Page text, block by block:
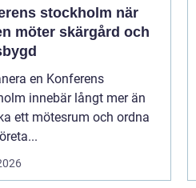
stockholm när
möter skärgård och
en Konferens
innebär långt mer än
ett mötesrum och ordna